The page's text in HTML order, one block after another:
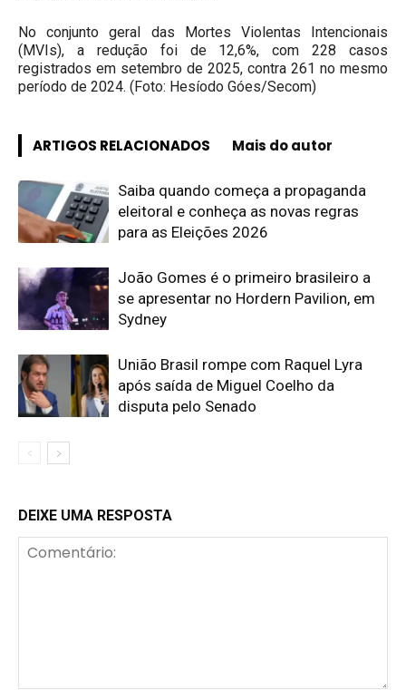
No conjunto geral das Mortes Violentas Intencionais
(MVIs), a redução foi de 12,6%, com 228 casos
registrados em setembro de 2025, contra 261 no mesmo
período de 2024. (Foto: Hesíodo Góes/Secom)
ARTIGOS RELACIONADOS Mais do autor
Saiba quando começa a propaganda
eleitoral e conheça as novas regras
para as Eleições 2026
João Gomes é o primeiro brasileiro a
se apresentar no Hordern Pavilion, em
Sydney
União Brasil rompe com Raquel Lyra
após saída de Miguel Coelho da
disputa pelo Senado
DEIXE UMA RESPOSTA